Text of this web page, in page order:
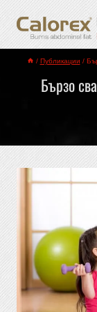
/ Публикации /
Бързо